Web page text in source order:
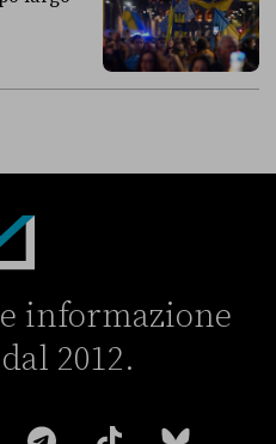
informazione
2012.